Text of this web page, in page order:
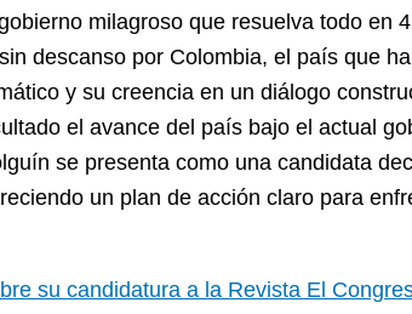
milagroso que resuelva todo en
descanso por Colombia, el país que
y su creencia en un diálogo
el avance del país bajo el actual
se presenta como una candidata
un plan de acción claro para
su candidatura a la Revista El